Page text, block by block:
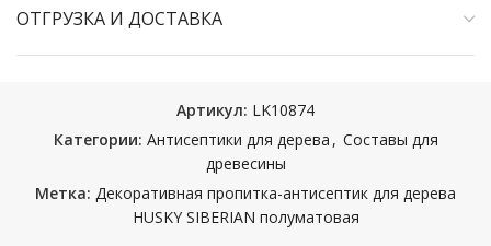
окна,
ОТГРУЗКА И ДОСТАВКА
Артикул: LK10874
Категории: Антисептики для дерева , Составы для
древесины
Метка: Декоративная пропитка-антисептик для дерева
HUSKY SIBERIAN полуматовая